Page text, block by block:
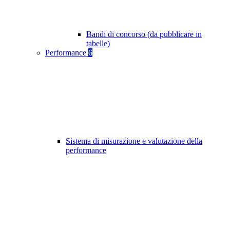
Bandi di concorso (da pubblicare in
tabelle)
Performance 6
Sistema di misurazione e valutazione della
performance